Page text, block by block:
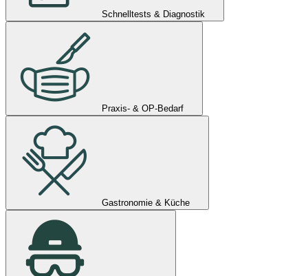
Schnelltests & Diagnostik
Praxis- & OP-Bedarf
Gastronomie & Küche